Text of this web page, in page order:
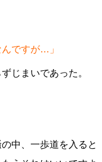
ですが…」
じまいであった。
中、一歩道を入ると